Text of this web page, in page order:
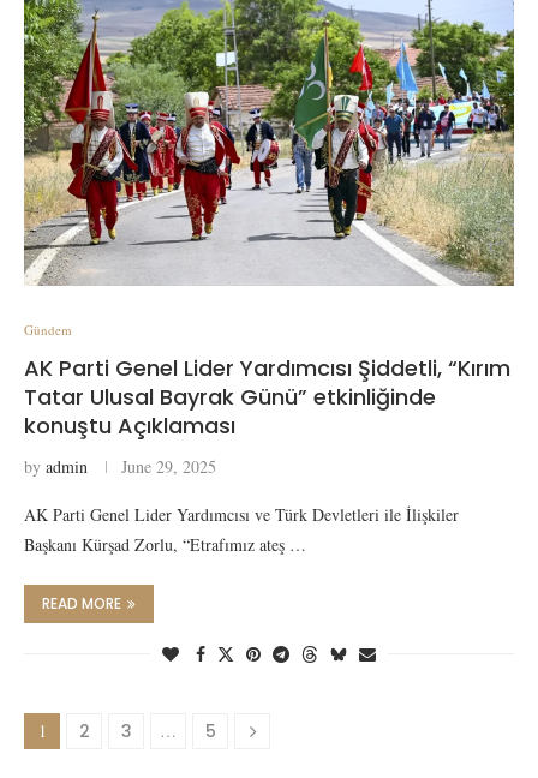
Gündem
AK Parti Genel Lider Yardımcısı Şiddetli, “Kırım
Tatar Ulusal Bayrak Günü” etkinliğinde
konuştu Açıklaması
by admin June 29, 2025
AK Parti Genel Lider Yardımcısı ve Türk Devletleri ile İlişkiler
Başkanı Kürşad Zorlu, “Etrafımız ateş …
READ MORE
1 2 3 … 5